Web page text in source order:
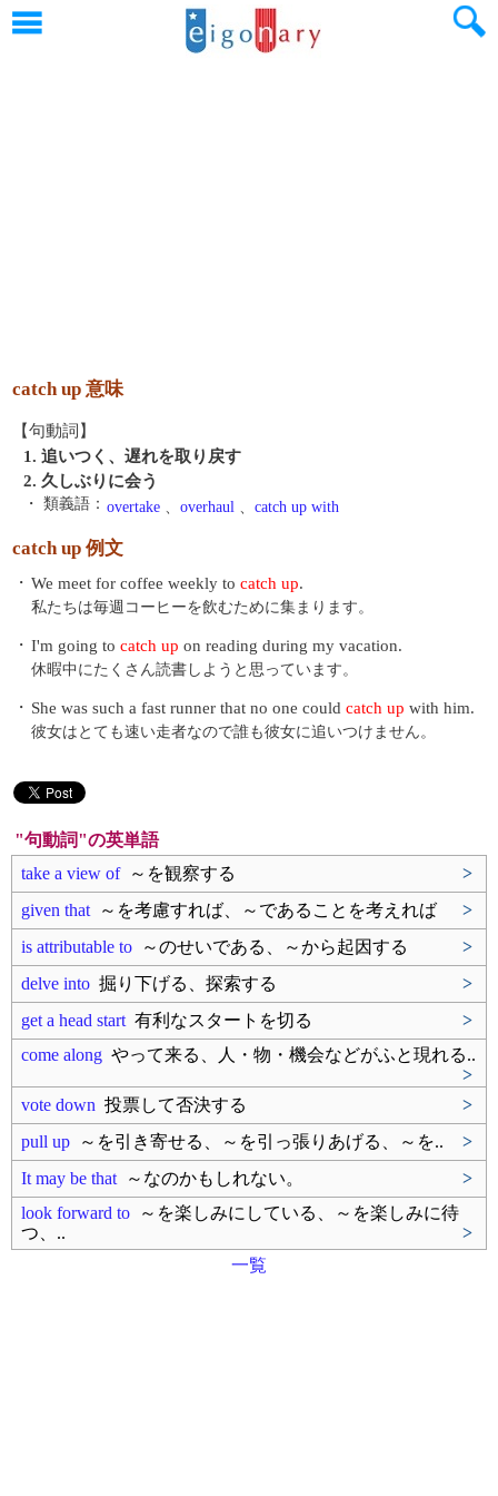
catch up 意味
【句動詞】
1. 追いつく、遅れを取り戻す
2. 久しぶりに会う
・ 類義語： overtake 、 overhaul 、 catch up with
catch up 例文
・ We meet for coffee weekly to catch up.
私たちは毎週コーヒーを飲むために集まります。
・ I'm going to catch up on reading during my vacation.
休暇中にたくさん読書しようと思っています。
・ She was such a fast runner that no one could catch up with him.
彼女はとても速い走者なので誰も彼女に追いつけません。
"句動詞"の英単語
take a view of～を観察する
>
given that ～を考慮すれば、～であることを考えれば
>
is attributable to ～のせいである、～から起因する
>
delve into 掘り下げる、探索する
>
get a head start 有利なスタートを切る
>
come along やって来る、人・物・機会などがふと現れる..
>
vote down 投票して否決する
>
pull up ～を引き寄せる、～を引っ張りあげる、～を..
>
It may be that ～なのかもしれない。
>
look forward to ～を楽しみにしている、～を楽しみに待
つ、..
>
一覧